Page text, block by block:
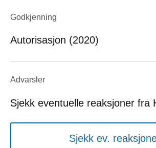
Godkjenning
Autorisasjon (2020)
Advarsler
Sjekk eventuelle reaksjoner fra
Sjekk ev.